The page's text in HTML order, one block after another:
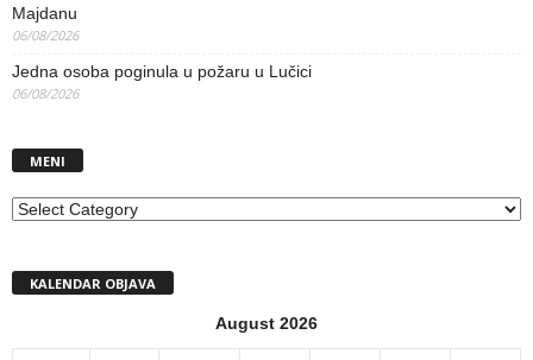
Majdanu
06/08/2026
Jedna osoba poginula u požaru u Lučici
06/08/2026
MENI
MENI
KALENDAR OBJAVA
August 2026